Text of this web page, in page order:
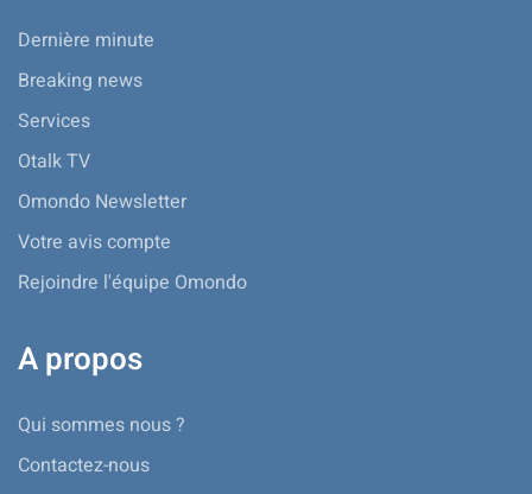
Dernière minute
Breaking news
Services
Otalk TV
Omondo Newsletter
Votre avis compte
Rejoindre l'équipe Omondo
A propos
Qui sommes nous ?
Contactez-nous